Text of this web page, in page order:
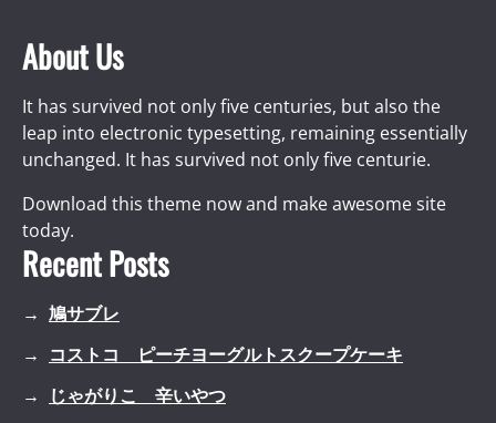
About Us
It has survived not only five centuries, but also the
leap into electronic typesetting, remaining essentially
unchanged. It has survived not only five centurie.
Download this theme now and make awesome site
today.
Recent Posts
鳩サブレ
コストコ ピーチヨーグルトスクープケーキ
じゃがりこ 辛いやつ